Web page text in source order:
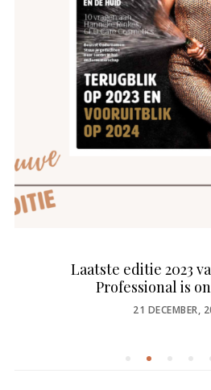
Laatste editie 2023
Professional is
POSTED
21 DECEMBER,